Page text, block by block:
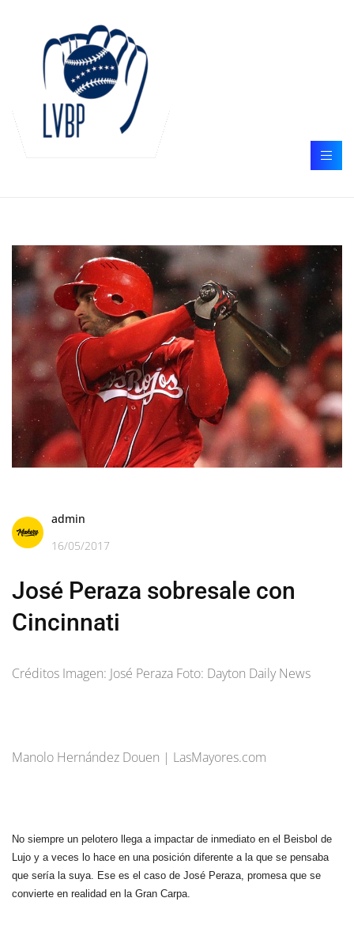
admin
16/05/2017
José Peraza sobresale con
Cincinnati
Créditos Imagen: José Peraza Foto: Dayton Daily News
Manolo Hernández Douen | LasMayores.com
No siempre un pelotero llega a impactar de inmediato en el Beisbol de
Lujo y a veces lo hace en una posición diferente a la que se pensaba
que sería la suya. Ese es el caso de José Peraza, promesa que se
convierte en realidad en la Gran Carpa.